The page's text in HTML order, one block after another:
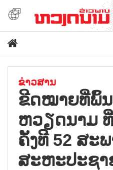
ຂ່າວສານ
ຂີດໝາຍທີ່ພົ້ນ
ຫວຽດນາມ
ຄັ້ງທີ 52 ສະ
ສະຫະປະຊາ